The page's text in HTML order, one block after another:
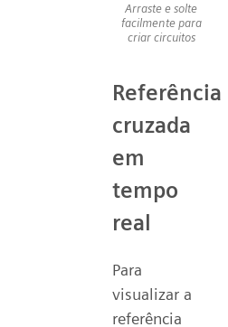
Arraste e solte
facilmente para
criar circuitos
Referência
cruzada
em
tempo
real
Para
visualizar a
referência